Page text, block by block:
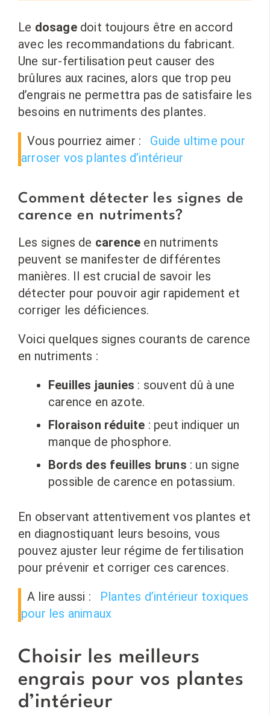
Le dosagedoit toujours être en accord
avec les recommandations du fabricant.
Une sur-fertilisation peut causer des
brûlures aux racines, alors que trop peu
d’engrais ne permettra pas de satisfaire les
besoins en nutriments des plantes.
Vous pourriez aimer :
Guide ultime pour
arroser vos plantes d’intérieur
Comment détecter les signes de
carence en nutriments?
Les signes de carence en nutriments
peuvent se manifester de différentes
manières. Il est crucial de savoir les
détecter pour pouvoir agir rapidement et
corriger les déficiences.
Voici quelques signes courants de carence
en nutriments :
Feuilles jaunies : souvent dû à une
carence en azote.
Floraison réduite : peut indiquer un
manque de phosphore.
Bords des feuilles bruns : un signe
possible de carence en potassium.
En observant attentivement vos plantes et
en diagnostiquant leurs besoins, vous
pouvez ajuster leur régime de fertilisation
pour prévenir et corriger ces carences.
A lire aussi :
Plantes d’intérieur toxiques
pour les animaux
Choisir les meilleurs
engrais pour vos plantes
d’intérieur